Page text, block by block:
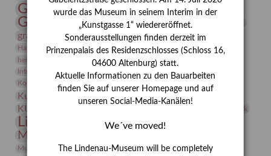
Gerhard-Altenbourg-Preis
Gerhard Altenbourg
Gerhard Kurt Müller
grafische sammlung griechische Mythologie
Hanns-Conon von der Gabelentz Heinrich Kirchhoff Heldinnen
herman de vries Humboldt
Insekten
Integriertes Schädlingsmanagement
Jahresempfang
Kolosseum
Kunst
Kunstmuseum Kunstvermittlung Kunst von Kühl
KUNSTWAND Künstler Lehmbruck
Lindenau-Museum Marstall
Museumsgeschichte
Museumspädagogik Mäzen Napoleon Natur
Neue Remise
wurde das Museum in seinem Interim in der
„Kunstgasse 1“ wiedereröffnet.
Sonderausstellungen finden derzeit im
Prinzenpalais des Residenzschlosses (Schloss 16,
04600 Altenburg) statt.
Aktuelle Informationen zu den Bauarbeiten
finden Sie auf unserer Homepage und auf
unseren Social-Media-Kanälen!
We´ve moved!
The Lindenau-Museum will be completely